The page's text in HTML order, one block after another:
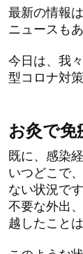
最新の情報
ニュースも
今日は、我
型コロナ対
お灸で免
既に、感染
いつどこで
ない状況です
不要な外出
越したこと